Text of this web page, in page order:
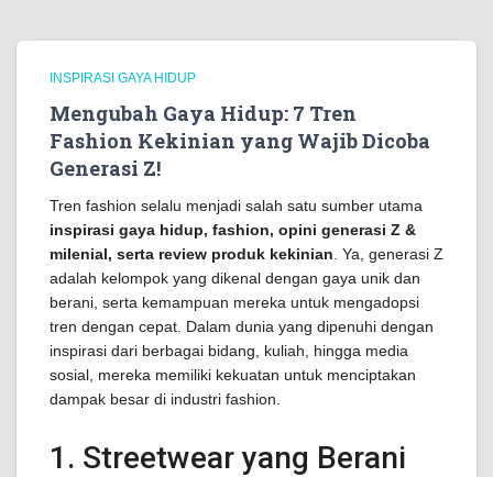
INSPIRASI GAYA HIDUP
Mengubah Gaya Hidup: 7 Tren
Fashion Kekinian yang Wajib Dicoba
Generasi Z!
Tren fashion selalu menjadi salah satu sumber utama
inspirasi gaya hidup, fashion, opini generasi Z &
milenial, serta review produk kekinian . Ya, generasi Z
adalah kelompok yang dikenal dengan gaya unik dan
berani, serta kemampuan mereka untuk mengadopsi
tren dengan cepat. Dalam dunia yang dipenuhi dengan
inspirasi dari berbagai bidang, kuliah, hingga media
sosial, mereka memiliki kekuatan untuk menciptakan
dampak besar di industri fashion.
1. Streetwear yang Berani